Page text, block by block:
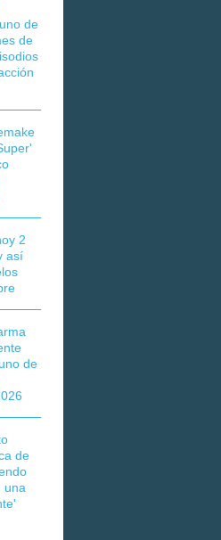
de
de
2
así
de
de
una